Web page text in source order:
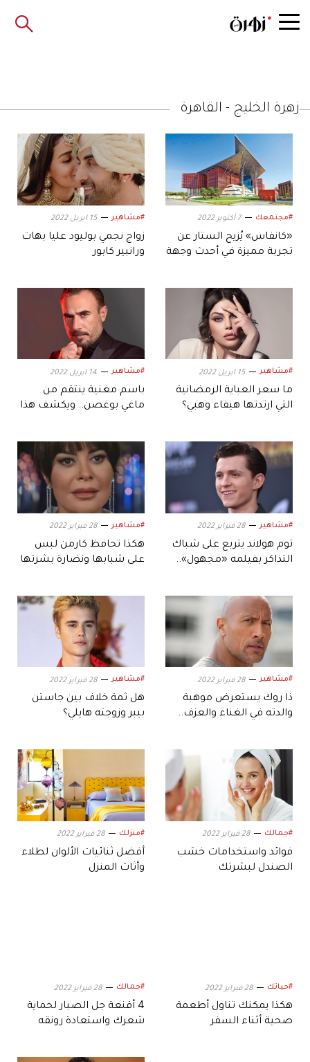
زهرة الخليج - القاهرة
#مجتمعك 7 أكتوبر 2022
«كانفاس» يُزيح الستار عن
تجربة مميزة في أحدث وجهة
#مشاهير 15 ابريل 2022
زواج نجمي بوليود عليا بهات
ورانبير كابور
#مشاهير 15 ابريل 2022
ما سعر العباية الرمضانية
التي ارتدتها هيفاء وهبي؟
#مشاهير 14 ابريل 2022
باسم مغنية ينتقم من
ماغي بوغصن.. ويكشف هذا
#مشاهير 28 فبراير 2022
توم هولاند يتربع على شباك
التذاكر بفيلمه «مجهول»..
#مشاهير 28 فبراير 2022
هكذا تحافظ كارمن لبس
على شبابها ونضارة بشرتها
#مشاهير 28 فبراير 2022
ذا روك يستعرض موهبة
والدته في الغناء والعزف..
#مشاهير 28 فبراير 2022
هل ثمة خلاف بين جاستن
بيبر وزوجته هايلي؟
#جمالك 28 فبراير 2022
فوائد واستخدامات خشب
الصندل لبشرتك
#منزلك 28 فبراير 2022
أفضل ثنائيات الألوان لطلاء
وأثاث المنزل
#حياتك 28 فبراير 2022
هكذا يمكنك تناول أطعمة
صحية أثناء السفر
#جمالك 28 فبراير 2022
4 أقنعة جل الصبار لحماية
شعرك واستعادة رونقه